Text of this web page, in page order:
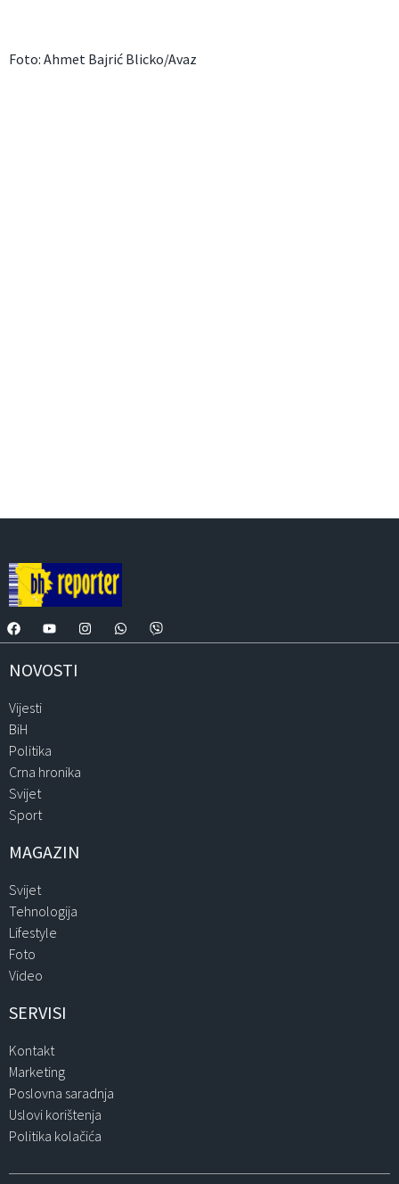
Foto: Ahmet Bajrić Blicko/Avaz
NOVOSTI
Vijesti
BiH
Politika
Crna hronika
Svijet
Sport
MAGAZIN
Svijet
Tehnologija
Lifestyle
Foto
Video
SERVISI
Kontakt
Marketing
Poslovna saradnja
Uslovi korištenja
Politika kolačića